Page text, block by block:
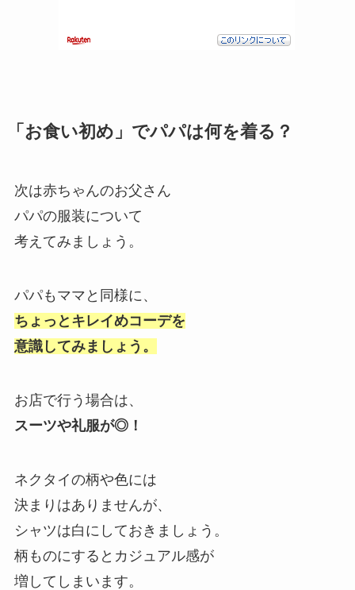
「お食い初め」でパパは何を着る？
次は赤ちゃんのお父さん
パパの服装について
考えてみましょう。
パパもママと同様に、
ちょっとキレイめコーデを
意識してみましょう。
お店で行う場合は、
スーツや礼服が◎！
ネクタイの柄や色には
決まりはありませんが、
シャツは白にしておきましょう。
柄ものにするとカジュアル感が
増してしまいます。